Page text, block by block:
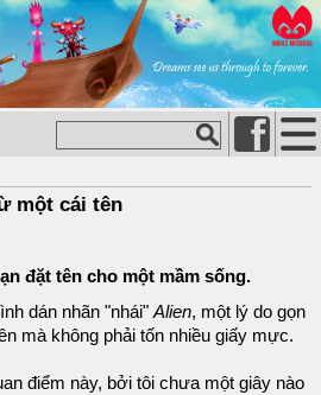
một cái tên
đặt tên cho một mầm sống.
dán nhãn "nhái" Alien, một lý do gọn
mà không phải tốn nhiều giấy mực.
điểm này, bởi tôi chưa một giây nào